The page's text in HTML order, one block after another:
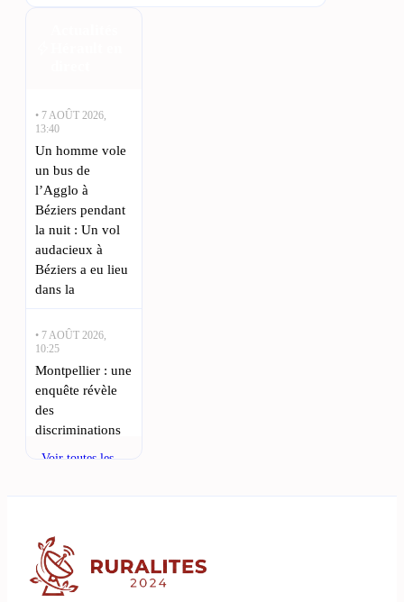
• 7 AOÛT 2026,
13:40
Un homme vole
un bus de
l’Agglo à
Béziers pendant
la nuit : Un vol
audacieux à
Béziers a eu lieu
dans la
• 7 AOÛT 2026,
10:25
Montpellier : une
enquête révèle
des
discriminations
SOS Racisme a
révélé des
Voir toutes les